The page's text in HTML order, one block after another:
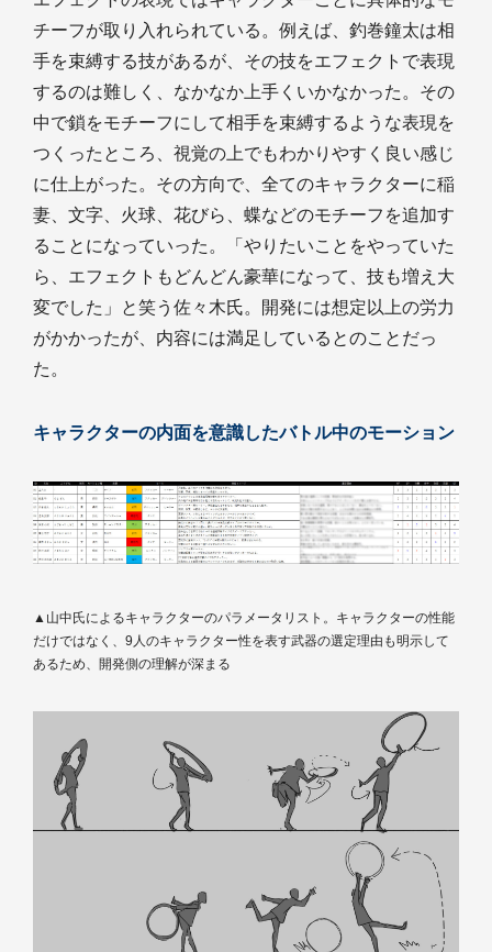
チーフが取り入れられている。例えば、釣巻鐘太は相
手を束縛する技があるが、その技をエフェクトで表現
するのは難しく、なかなか上手くいかなかった。その
中で鎖をモチーフにして相手を束縛するような表現を
つくったところ、視覚の上でもわかりやすく良い感じ
に仕上がった。その方向で、全てのキャラクターに稲
妻、文字、火球、花びら、蝶などのモチーフを追加す
ることになっていった。「やりたいことをやっていた
ら、エフェクトもどんどん豪華になって、技も増え大
変でした」と笑う佐々木氏。開発には想定以上の労力
がかかったが、内容には満足しているとのことだっ
た。
キャラクターの内面を意識したバトル中のモーション
▲山中氏によるキャラクターのパラメータリスト。キャラクターの性能
だけではなく、9人のキャラクター性を表す武器の選定理由も明示して
あるため、開発側の理解が深まる